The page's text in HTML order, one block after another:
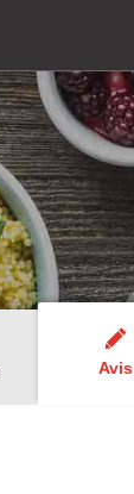
Avis